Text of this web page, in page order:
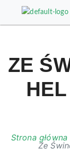
ZE
Strona główna
Ze